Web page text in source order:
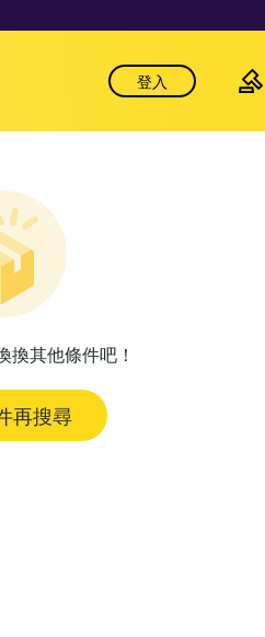
登入
換其他條件吧！
再搜尋